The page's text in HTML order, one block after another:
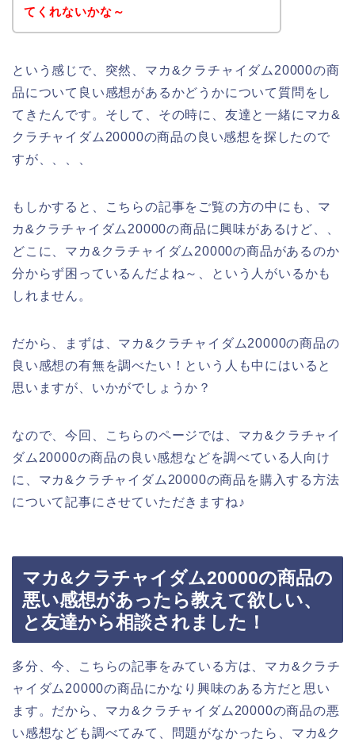
てくれないかな～
という感じで、突然、マカ&クラチャイダム20000の商
品について良い感想があるかどうかについて質問をし
てきたんです。そして、その時に、友達と一緒にマカ&
クラチャイダム20000の商品の良い感想を探したので
すが、、、、
もしかすると、こちらの記事をご覧の方の中にも、マ
カ&クラチャイダム20000の商品に興味があるけど、、
どこに、マカ&クラチャイダム20000の商品があるのか
分からず困っているんだよね～、という人がいるかも
しれません。
だから、まずは、マカ&クラチャイダム20000の商品の
良い感想の有無を調べたい！という人も中にはいると
思いますが、いかがでしょうか？
なので、今回、こちらのページでは、マカ&クラチャイ
ダム20000の商品の良い感想などを調べている人向け
に、マカ&クラチャイダム20000の商品を購入する方法
について記事にさせていただきますね♪
マカ&クラチャイダム20000の商品の
悪い感想があったら教えて欲しい、
と友達から相談されました！
多分、今、こちらの記事をみている方は、マカ&クラチ
ャイダム20000の商品にかなり興味のある方だと思い
ます。だから、マカ&クラチャイダム20000の商品の悪
い感想なども調べてみて、問題がなかったら、マカ&ク